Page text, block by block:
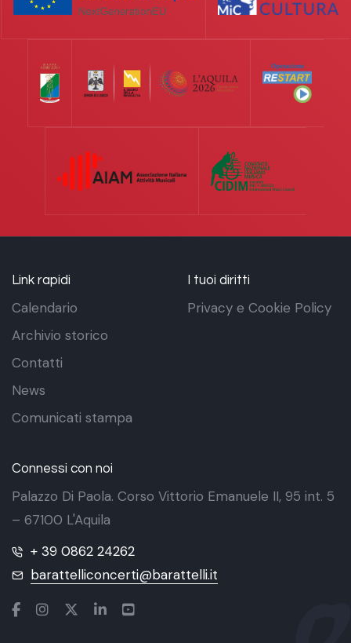
Link rapidi
Calendario
Archivio storico
Contatti
News
Comunicati stampa
I tuoi diritti
Privacy e Cookie Policy
Connessi con noi
Palazzo Di Paola. Corso Vittorio Emanuele II, 95 int. 5
– 67100 L'Aquila
+ 39 0862 24262
barattelliconcerti@barattelli.it